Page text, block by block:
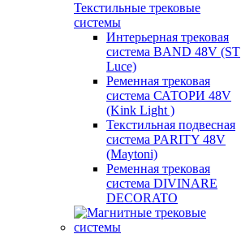
Текстильные трековые
системы
Интерьерная трековая
система BAND 48V (ST
Luce)
Ременная трековая
система САТОРИ 48V
(Kink Light )
Текстильная подвесная
система PARITY 48V
(Maytoni)
Ременная трековая
система DIVINARE
DECORATO